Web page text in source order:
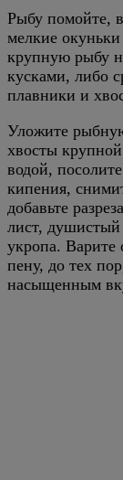
Рыбу помойте,
мелкие
крупную рыбу
кусками, либо
плавники и
Уложите
хвосты
водой,
кипения,
добавьте
лист, душистый
укропа. Варите
пену, до тех
насыщенным